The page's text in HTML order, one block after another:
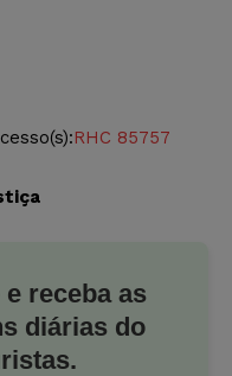
RHC 85757
receba as
diárias do